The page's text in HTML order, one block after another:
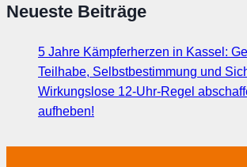
Neueste Beiträge
5 Jahre Kämpferherzen in Kassel:
Teilhabe, Selbstbestimmung und
Wirkungslose 12-Uhr-Regel
aufheben!